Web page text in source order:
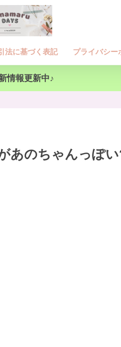
法に基づく表記 プライバシー
情報更新中♪
あのちゃんっぽ